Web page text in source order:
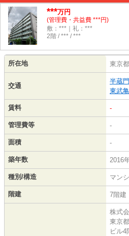
***万円
(管理費・共益費 ***円)
敷：***｜礼：***
2階 / *** / ***
所在地 東京都
交通
半蔵
東武
賃料 -
管理費等 -
面積 -
築年数 2016
種別/構造 マン
階建 7階建
株式
東京
ビル4